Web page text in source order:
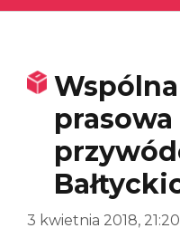
3 kwietnia 2018, 21:20